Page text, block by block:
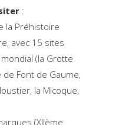
:
la Préhistoire
avec 15 sites
(la Grotte
Font de Gaume,
la Micoque,
(XIIème